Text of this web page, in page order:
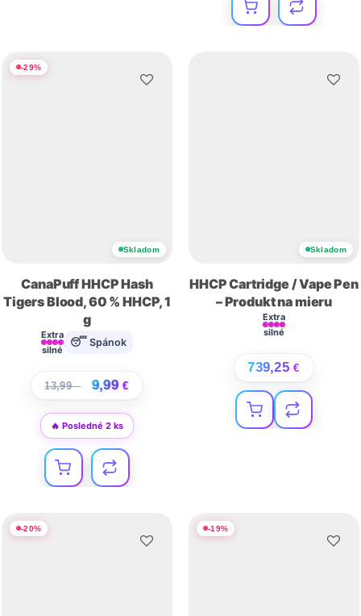
-29%
Skladom
CanaPuff HHCP Hash
Tigers Blood, 60 % HHCP, 1
g
Extra
silné
😴 Spánok
13,99€ 9,99€
🔥 Posledné 2 ks
Skladom
HHCP Cartridge / Vape Pen
– Produkt na mieru
Extra
silné
739,25€
-20% -19%